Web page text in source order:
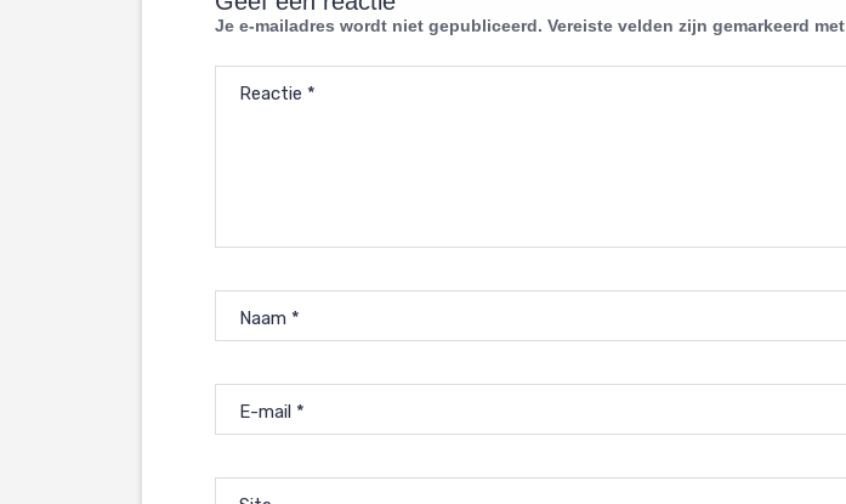
Je e-mailadres wordt niet gepubliceerd. Vereiste velden zijn gemarkeerd met
Reactie *
Naam *
E-mail *